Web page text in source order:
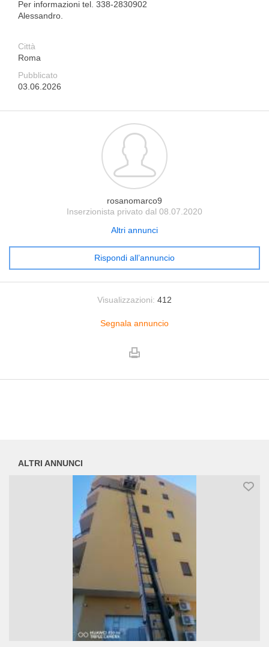
Per informazioni tel. 338-2830902
Alessandro.
Città
Roma
Pubblicato
03.06.2026
rosanomarco9
Inserzionista privato dal 08.07.2020
Altri annunci
Rispondi all’annuncio
Visualizzazioni: 412
Segnala annuncio
ALTRI ANNUNCI